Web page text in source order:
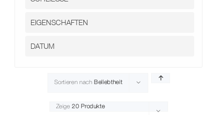
Sortieren nach Beliebtheit
Zeige20 Produkte